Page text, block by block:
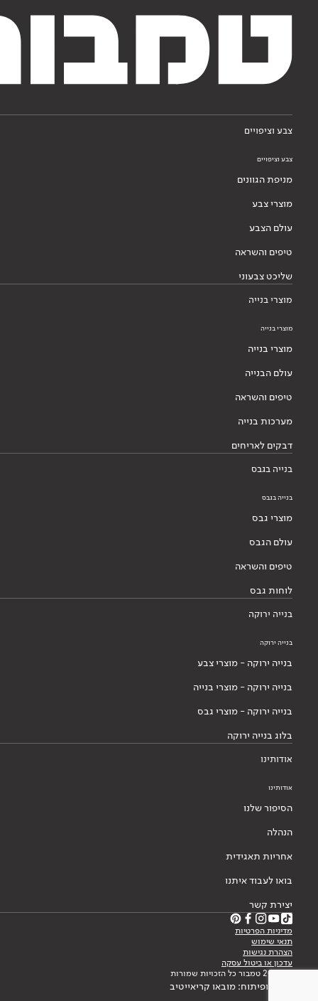
צבע וציפויים
צבע וציפויים
מניפת הגוונים
מוצרי צבע
עולם הצבע
טיפים והשראה
שליכט צבעוני
מוצרי בנייה
מוצרי בנייה
מוצרי בנייה
עולם הבנייה
טיפים והשראה
מערכות בנייה
דבקים לאריחים
בנייה בגבס
בנייה בגבס
מוצרי גבס
עולם הגבס
טיפים והשראה
לוחות גבס
בנייה ירוקה
בנייה ירוקה
בנייה ירוקה - מוצרי צבע
בנייה ירוקה - מוצרי בנייה
בנייה ירוקה - מוצרי גבס
בלוג בנייה ירוקה
אודותינו
אודותינו
הסיפור שלנו
הנהלה
אחריות תאגידית
בואו לעבוד איתנו
יצירת קשר
מדיניות הפרטיות
תנאי שימוש
הצהרת נגישות
עדכון או ביטול עסקה
© 2026 טמבור כל הזכויות שמורות
עיצוב ופיתוח: מובאו קריאייטיב